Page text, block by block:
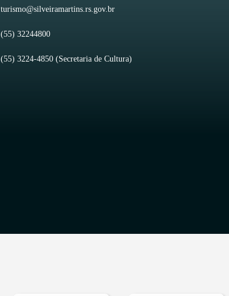
turismo@silveiramartins.rs.gov.br
(55) 32244800
(55) 3224-4850 (Secretaria de Cultura)